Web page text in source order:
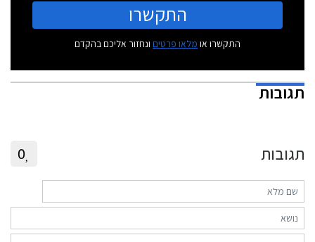
התקשרו
התקשרו או מלאו פרטים ונחזור אליכם בהקדם
תגובות
תגובות 0